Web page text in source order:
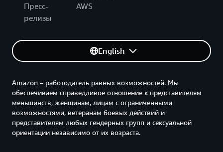
Пресс-
релизы
AWS
English
Amazon – работодатель равных возможностей. Мы
обеспечиваем справедливое отношение к представителям
меньшинств, женщинам, лицам с ограниченными
возможностями, ветеранам боевых действий и
представителям любых гендерных групп и сексуальной
ориентации независимо от их возраста.